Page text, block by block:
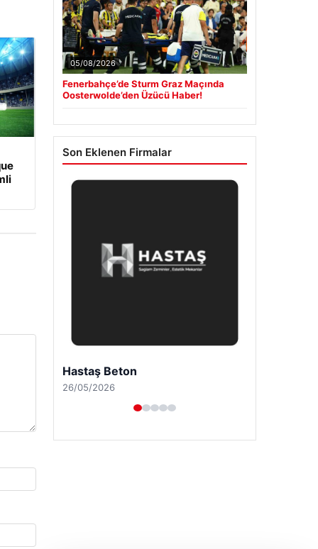
05/08/2026
Fenerbahçe’de Sturm Graz Maçında
Oosterwolde’den Üzücü Haber!
Son Eklenen Firmalar
Enes Kaplan Avukatlık Bürosu
28/04/2026